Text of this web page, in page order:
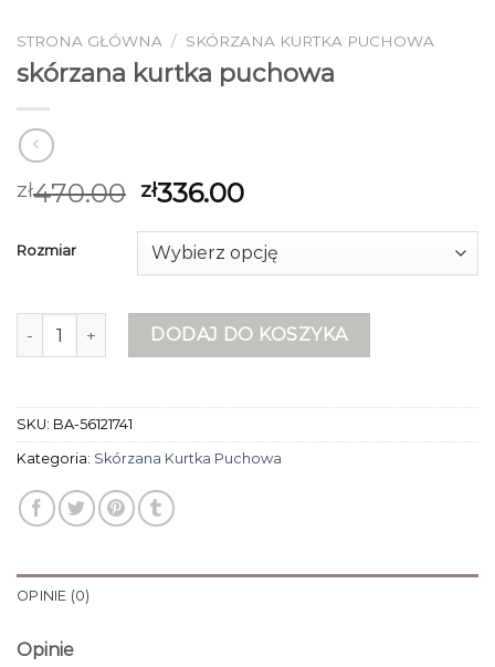
STRONA GŁÓWNA / SKÓRZANA KURTKA PUCHOWA
skórzana kurtka puchowa
zł470.00 zł336.00
Rozmiar
ilość skórzana kurtka puchowa
DODAJ DO KOSZYKA
SKU: BA-56121741
Kategoria: Skórzana Kurtka Puchowa
OPINIE (0)
Opinie